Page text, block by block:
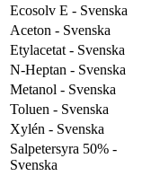
Ecosolv E - Svenska
Aceton - Svenska
Etylacetat - Svenska
N-Heptan - Svenska
Metanol - Svenska
Toluen - Svenska
Xylén - Svenska
Salpetersyra 50% -
Svenska